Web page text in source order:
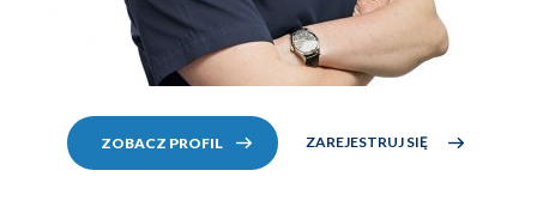
ZOBACZ PROFIL ZAREJESTRUJ SIĘ